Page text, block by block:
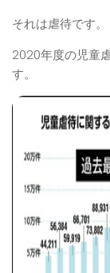
それは虐待です。
2020年度の児童
す。